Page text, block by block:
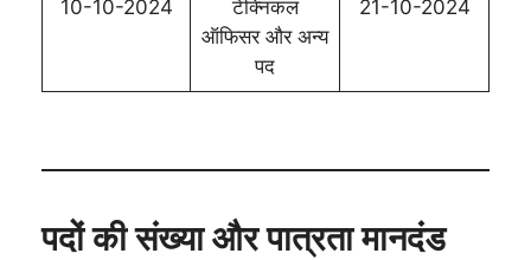
10-10-2024
टेक्निकल
ऑफिसर और अन्य
पद
21-10-2024
पदों की संख्या और पात्रता मानदंड